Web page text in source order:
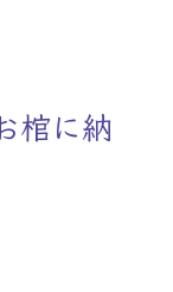
棺に納